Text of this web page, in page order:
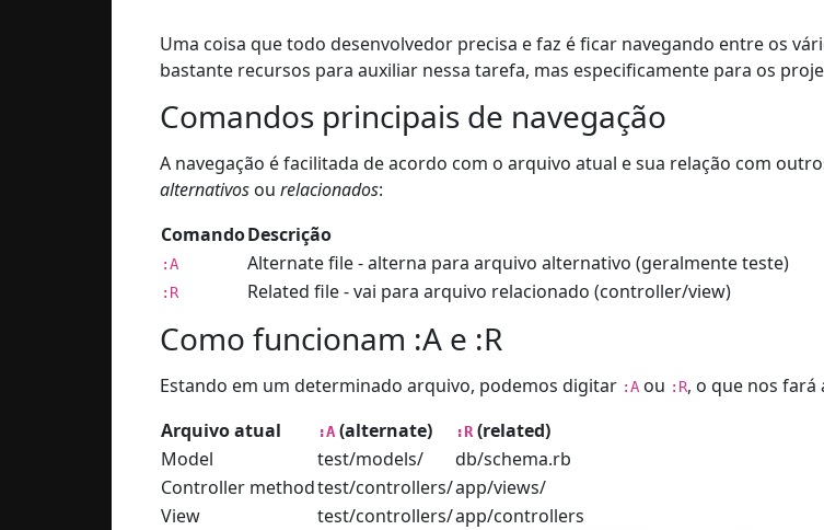
Uma coisa que todo desenvolvedor precisa e faz é ficar navegando entre os
bastante recursos para auxiliar nessa tarefa, mas especificamente para os
Comandos principais de navegação
A navegação é facilitada de acordo com o arquivo atual e sua relação com
alternativos ou relacionados:
ComandoDescrição
:A Alternate file - alterna para arquivo alternativo (geralmente teste)
:R Related file - vai para arquivo relacionado (controller/view)
Como funcionam :A e :R
Estando em um determinado arquivo, podemos digitar :A ou :R, o que nos fará
Arquivo atual
:A (alternate) :R(related)
Model
test/models/
db/schema.rb
Controller methodtest/controllers/app/views/
View
test/controllers/app/controllers